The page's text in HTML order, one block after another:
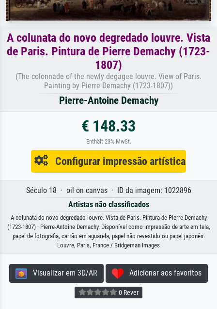
A colunata do novo degredado louvre. Vista
de Paris. Pintura de Pierre Demachy (1723-
1807)
(The colonnade of the newly degagee louvre. View of Paris.
Painting by Pierre Demachy (1723-1807))
Pierre-Antoine Demachy
€ 148.33
Enthält 23% MwSt.
Configurar impressão artística
Século 18 · oil on canvas · ID da imagem: 1022896
Artistas não classificados
A colunata do novo degredado louvre. Vista de Paris. Pintura de Pierre Demachy
(1723-1807) · Pierre-Antoine Demachy. Disponível como impressão de arte em tela,
papel de fotografia, cartão em aguarela, papel não revestido ou papel japonês.
Louvre, Paris, France / Bridgeman Images
Visualizar em 3D/AR Adicionar aos favoritos
0 Rever